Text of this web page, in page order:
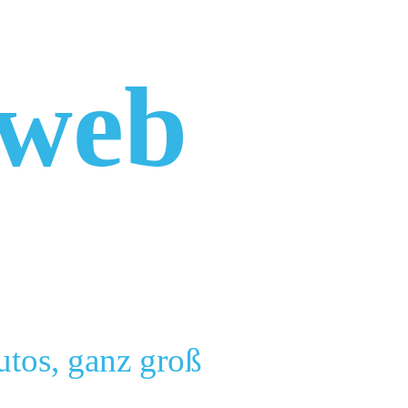
ganz groß